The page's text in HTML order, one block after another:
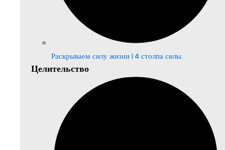
Раскрываем силу жизни | 4 столпа силы.
Целительство